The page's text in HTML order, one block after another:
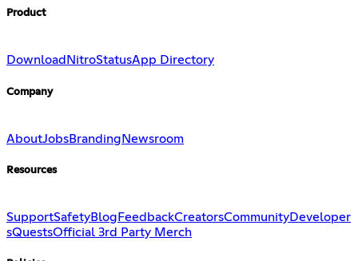
Product
Download NitroStatusApp Directory
Company
AboutJobsBranding Newsroom
Resources
SupportSafetyBlog FeedbackCreatorsCommunityDeveloper
sQuestsOfficial 3rd Party Merch